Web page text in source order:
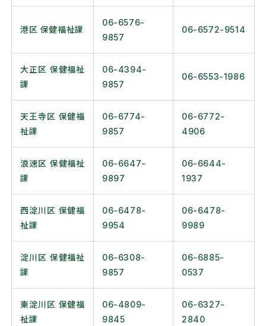
港区 保健福祉課
06-6576-
9857
06-6572-9514
大正区 保健福祉
課
06-4394-
9857
06-6553-1986
天王寺区 保健福
祉課
06-6774-
9857
06-6772-
4906
浪速区 保健福祉
課
06-6647-
9897
06-6644-
1937
西淀川区 保健福
祉課
06-6478-
9954
06-6478-
9989
淀川区 保健福祉
課
06-6308-
9857
06-6885-
0537
東淀川区 保健福
祉課
06-4809-
9845
06-6327-
2840